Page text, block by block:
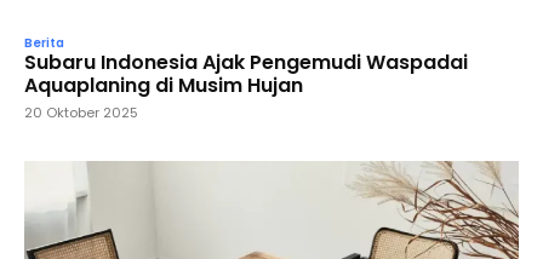
Berita
Subaru Indonesia Ajak Pengemudi Waspadai
Aquaplaning di Musim Hujan
20 Oktober 2025